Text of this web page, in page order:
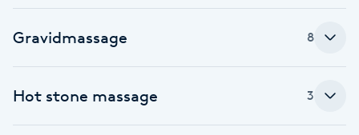
Enzympeeling
Extensions borttagning
Gravidmassage 8
Hot stone massage 3